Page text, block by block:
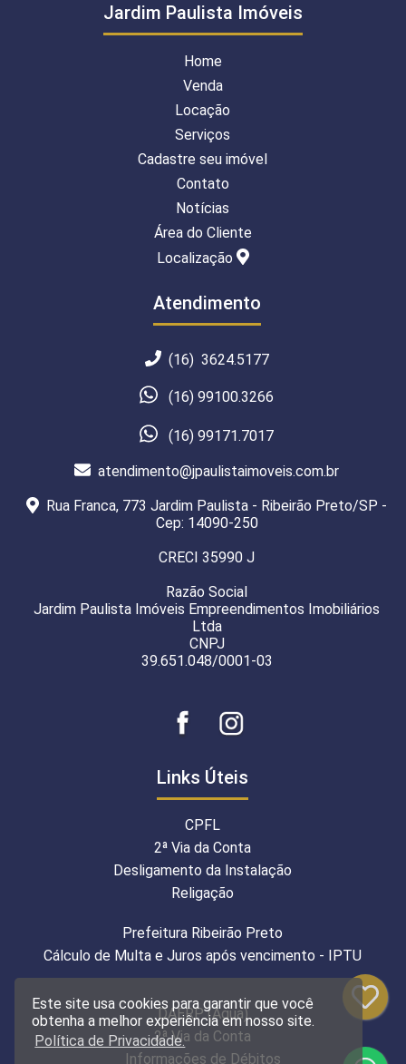
Este site usa cookies para garantir que você
obtenha a melhor experiência em nosso site.
Política de Privacidade.
Jardim Paulista Imóveis
Home
Venda
Locação
Serviços
Cadastre seu imóvel
Contato
Notícias
Área do Cliente
Localização
Atendimento
(16) 3624.5177
(16) 99100.3266
(16) 99171.7017
atendimento@jpaulistaimoveis.com.br
Rua Franca, 773 Jardim Paulista - Ribeirão Preto/SP -
Cep: 14090-250
CRECI 35990 J
Razão Social
Jardim Paulista Imóveis Empreendimentos Imobiliários
Ltda
CNPJ
39.651.048/0001-03
Links Úteis
CPFL
2ª Via da Conta
Desligamento da Instalação
Religação
Prefeitura Ribeirão Preto
Cálculo de Multa e Juros após vencimento - IPTU
DAERP (Água)
2ª Via da Conta
Informações de Débitos